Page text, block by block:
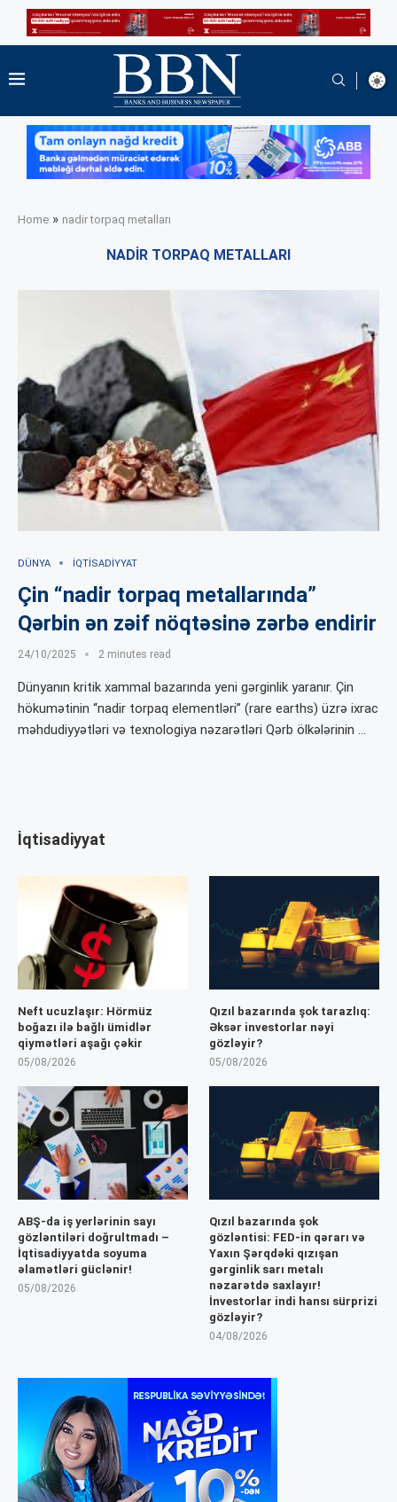
Home » nadir torpaq metalları
NADIR TORPAQ METALLARI
DÜNYA İQTISADIYYAT
Çin “nadir torpaq metallarında”
Qərbin ən zəif nöqtəsinə zərbə endirir
24/10/2025 2 minutes read
Dünyanın kritik xammal bazarında yeni gərginlik yaranır. Çin
hökumətinin “nadir torpaq elementləri” (rare earths) üzrə ixrac
məhdudiyyətləri və texnologiya nəzarətləri Qərb ölkələrinin …
İqtisadiyyat
Neft ucuzlaşır: Hörmüz
boğazı ilə bağlı ümidlər
qiymətləri aşağı çəkir
05/08/2026
Qızıl bazarında şok tarazlıq:
Əksər investorlar nəyi
gözləyir?
05/08/2026
ABŞ-da iş yerlərinin sayı
gözləntiləri doğrultmadı –
İqtisadiyyatda soyuma
əlamətləri güclənir!
05/08/2026
Qızıl bazarında şok
gözləntisi: FED-in qərarı və
Yaxın Şərqdəki qızışan
gərginlik sarı metalı
nəzarətdə saxlayır!
İnvestorlar indi hansı sürprizi
gözləyir?
04/08/2026